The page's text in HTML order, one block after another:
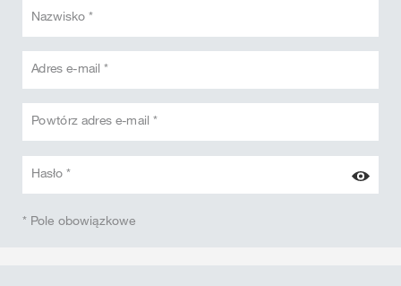
Nazwisko *
Adres e-mail *
Powtórz adres e-mail *
Hasło *
* Pole obowiązkowe